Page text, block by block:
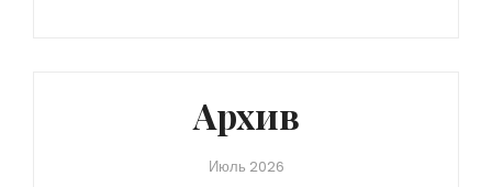
Архив
Июль 2026